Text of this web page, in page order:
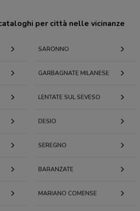
per città nelle vicinanze
SARONNO
GARBAGNATE MILANESE
LENTATE SUL SEVESO
DESIO
SEREGNO
BARANZATE
MARIANO COMENSE